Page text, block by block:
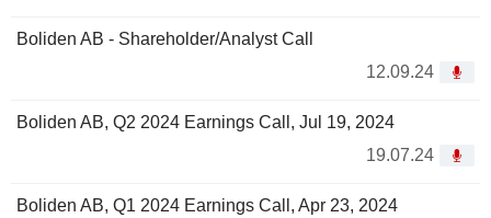
Boliden AB - Shareholder/Analyst Call
12.09.24
Boliden AB, Q2 2024 Earnings Call, Jul 19, 2024
19.07.24
Boliden AB, Q1 2024 Earnings Call, Apr 23, 2024